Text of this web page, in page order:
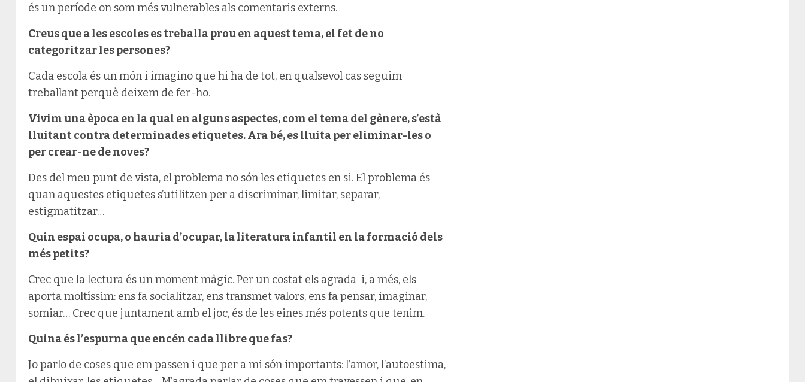
és un període on som més vulnerables als comentaris externs.
Creus que a les escoles es treballa prou en aquest tema, el fet de no
categoritzar les persones?
Cada escola és un món i imagino que hi ha de tot, en qualsevol cas seguim
treballant perquè deixem de fer-ho.
Vivim una època en la qual en alguns aspectes, com el tema del gènere, s’està
lluitant contra determinades etiquetes. Ara bé, es lluita per eliminar-les o
per crear-ne de noves?
Des del meu punt de vista, el problema no són les etiquetes en si. El problema és
quan aquestes etiquetes s’utilitzen per a discriminar, limitar, separar,
estigmatitzar…
Quin espai ocupa, o hauria d’ocupar, la literatura infantil en la formació dels
més petits?
Crec que la lectura és un moment màgic. Per un costat els agrada i, a més, els
aporta moltíssim: ens fa socialitzar, ens transmet valors, ens fa pensar, imaginar,
somiar… Crec que juntament amb el joc, és de les eines més potents que tenim.
Quina és l’espurna que encén cada llibre que fas?
Jo parlo de coses que em passen i que per a mi són importants: l’amor, l’autoestima,